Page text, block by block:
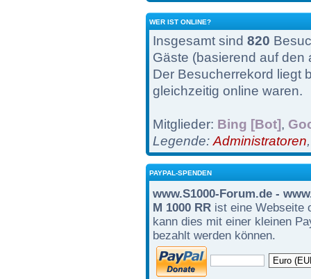
WER IST ONLINE?
Insgesamt sind 820
Gäste (basierend auf den
Der Besucherrekord liegt
gleichzeitig online waren.
Mitglieder: Bing [Bot],
Legende: Administratoren
PAYPAL-SPENDEN
www.S1000-Forum.de -
M 1000 RR ist eine Webseite
kann dies mit einer kleinen
bezahlt werden können.